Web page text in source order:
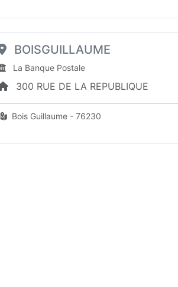
BOISGUILLAUME
La Banque Postale
300 RUE DE LA REPUBLIQUE
Bois Guillaume - 76230